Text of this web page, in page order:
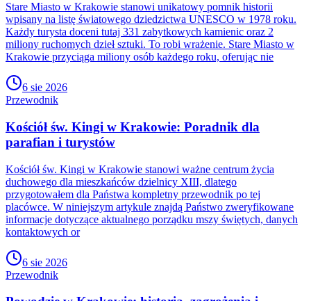
Stare Miasto w Krakowie stanowi unikatowy pomnik historii
wpisany na listę światowego dziedzictwa UNESCO w 1978 roku.
Każdy turysta doceni tutaj 331 zabytkowych kamienic oraz 2
miliony ruchomych dzieł sztuki. To robi wrażenie. Stare Miasto w
Krakowie przyciąga miliony osób każdego roku, oferując nie
6 sie 2026
Przewodnik
Kościół św. Kingi w Krakowie: Poradnik dla
parafian i turystów
Kościół św. Kingi w Krakowie stanowi ważne centrum życia
duchowego dla mieszkańców dzielnicy XIII, dlatego
przygotowałem dla Państwa kompletny przewodnik po tej
placówce. W niniejszym artykule znajdą Państwo zweryfikowane
informacje dotyczące aktualnego porządku mszy świętych, danych
kontaktowych or
6 sie 2026
Przewodnik